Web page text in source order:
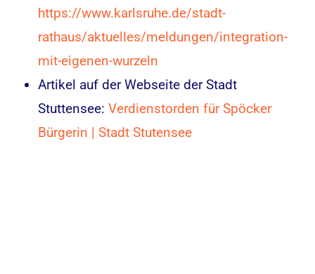
https://www.karlsruhe.de/stadt-
rathaus/aktuelles/meldungen/integration-
mit-eigenen-wurzeln
Artikel auf der Webseite der Stadt
Stuttensee:Verdienstorden für Spöcker
Bürgerin | Stadt Stutensee